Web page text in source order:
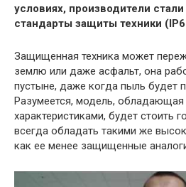
условиях, производители
стандарты защиты техники
Защищенная техника может
землю или даже асфальт, она
пустыне, даже когда пыль будет
Разумеется, модель, обладающая
характеристиками, будет стоить
всегда обладать такими же
как ее менее защищенные